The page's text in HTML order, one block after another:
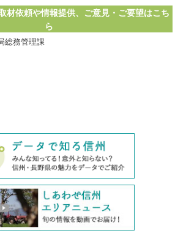
材依頼や情報提供、ご意見・ご要望はこち
ら
総務管理課